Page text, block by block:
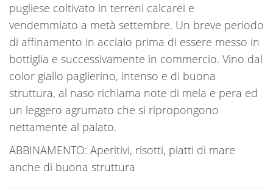
pugliese coltivato in terreni calcarei e
vendemmiato a metà settembre. Un breve periodo
di affinamento in acciaio prima di essere messo in
bottiglia e successivamente in commercio. Vino dal
color giallo paglierino, intenso e di buona
struttura, al naso richiama note di mela e pera ed
un leggero agrumato che si ripropongono
nettamente al palato.
ABBINAMENTO: Aperitivi, risotti, piatti di mare
anche di buona struttura